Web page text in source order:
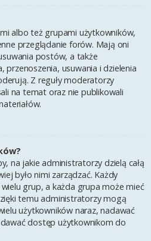
albo też grupami użytkowników,
przeglądanie forów. Mają oni
postów, a także
usuwania i dzielenia
Z reguły moderatorzy
na temat oraz nie publikowali
na jakie administratorzy dzielą całą
było nimi zarządzać. Każdy
grup, a każda grupa może mieć
temu administratorzy mogą
użytkowników naraz, nadawać
dostęp użytkownikom do